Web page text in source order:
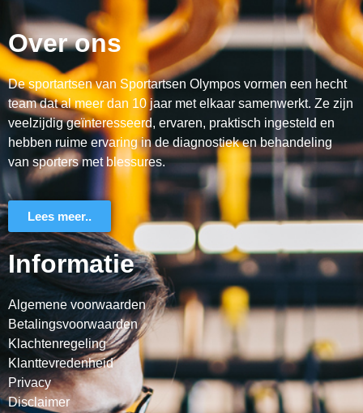
Over ons
De sportartsen van Sportartsen Olympos vormen een hecht
team dat al meer dan 10 jaar met elkaar samenwerkt. Ze zijn
veelzijdig geïnteresseerd, ervaren, praktisch ingesteld en
hebben ruime ervaring in de diagnostiek en behandeling
van sporters met blessures.
Lees meer..
Informatie
Algemene voorwaarden
Betalingsvoorwaarden
Klachtenregeling
Klanttevredenheid
Privacy
Disclaimer